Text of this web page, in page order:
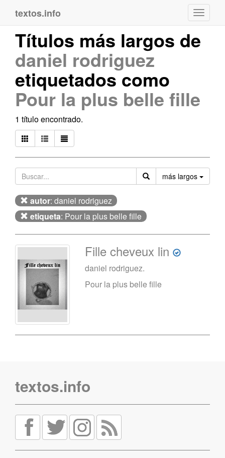
textos.info
Títulos más largos de
daniel rodriguez
etiquetados como
Pour la plus belle fille
1 título encontrado.
más largos
autor: daniel rodriguez
etiqueta: Pour la plus belle fille
Fille cheveux lin
daniel rodriguez.
Pour la plus belle fille
textos.info